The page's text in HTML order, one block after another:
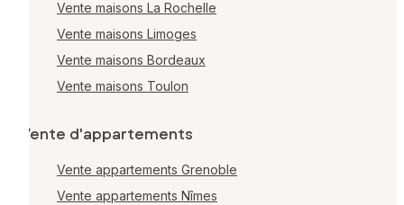
Vente maisons La Rochelle
Vente maisons Limoges
Vente maisons Bordeaux
Vente maisons Toulon
Vente d'appartements
Vente appartements Grenoble
Vente appartements Nîmes